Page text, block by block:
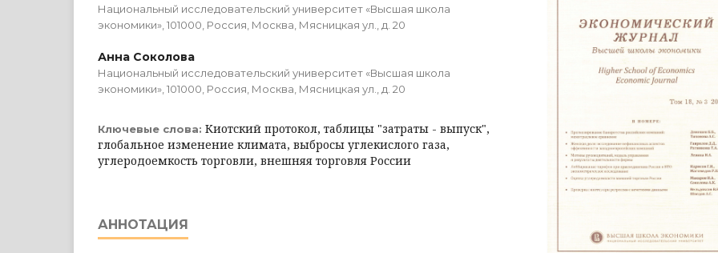
Национальный исследовательский университет «Высшая школа
экономики», 101000, Россия, Москва, Мясницкая ул., д. 20
Анна Соколова
Национальный исследовательский университет «Высшая школа
экономики», 101000, Россия, Москва, Мясницкая ул., д. 20
Ключевые слова: Киотский протокол, таблицы "затраты - выпуск",
глобальное изменение климата, выбросы углекислого газа,
углеродоемкость торговли, внешняя торговля России
АННОТАЦИЯ